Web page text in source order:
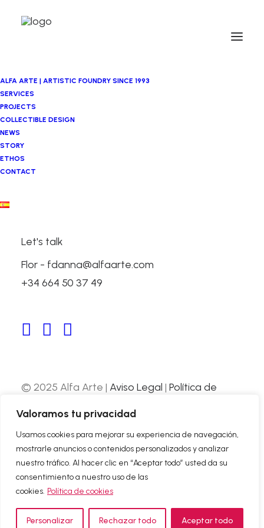
Valoramos tu privacidad
Usamos cookies para mejorar su experiencia de navegación,
mostrarle anuncios o contenidos personalizados y analizar
nuestro tráfico. Al hacer clic en “Aceptar todo” usted da su
consentimiento a nuestro uso de las
cookies. Política de cookies
Personalizar Rechazar todo Aceptar todo
ALFA ARTE | ARTISTIC FOUNDRY SINCE 1993
SERVICES
PROJECTS
COLLECTIBLE DESIGN
NEWS
STORY
ETHOS
CONTACT
Let's talk
Flor - fdanna@alfaarte.com
+34 664 50 37 49
Javier Muro
LA TERCERA PUERTA
© 2025 Alfa Arte | Aviso Legal | Política de
desarrollada por
ABOUT US
CONTACT